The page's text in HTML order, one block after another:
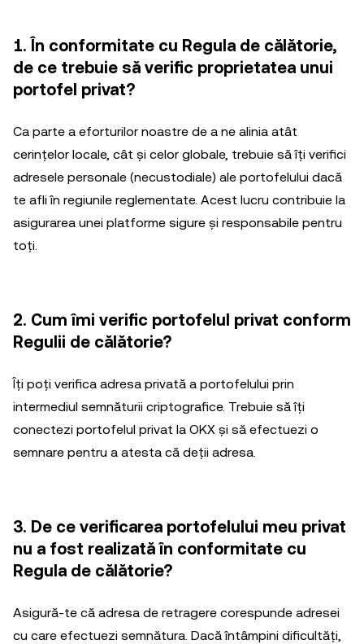
1. În conformitate cu Regula de călătorie,
de ce trebuie să verific proprietatea unui
portofel privat?
Ca parte a eforturilor noastre de a ne alinia atât
cerințelor locale, cât și celor globale, trebuie să îți verifici
adresele personale (necustodiale) ale portofelului dacă
te afli în regiunile reglementate. Acest lucru contribuie la
asigurarea unei platforme sigure și responsabile pentru
toți.
2. Cum îmi verific portofelul privat conform
Regulii de călătorie?
Îți poți verifica adresa privată a portofelului prin
intermediul semnăturii criptografice. Trebuie să îți
conectezi portofelul privat la OKX și să efectuezi o
semnare pentru a atesta că deții adresa.
3. De ce verificarea portofelului meu privat
nu a fost realizată în conformitate cu
Regula de călătorie?
Asigură-te că adresa de retragere corespunde adresei
cu care efectuezi semnătura. Dacă întâmpini dificultăți,